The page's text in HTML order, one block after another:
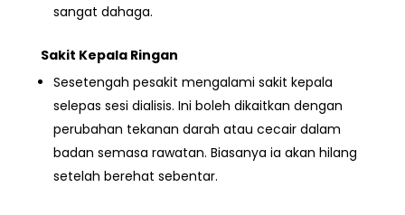
sangat dahaga.
Sakit Kepala Ringan
Sesetengah pesakit mengalami sakit kepala
selepas sesi dialisis. Ini boleh dikaitkan dengan
perubahan tekanan darah atau cecair dalam
badan semasa rawatan. Biasanya ia akan hilang
setelah berehat sebentar.